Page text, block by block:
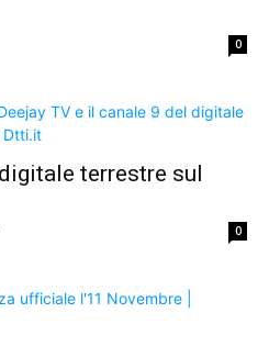
0
terrestre sul
0